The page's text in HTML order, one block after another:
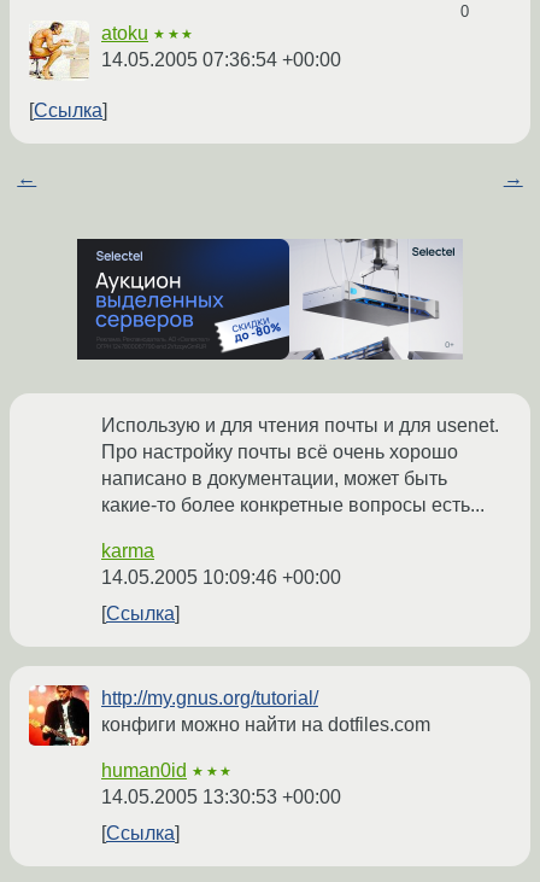
0
atoku ★★★
14.05.2005 07:36:54 +00:00
Ссылка
← →
Использую и для чтения почты и для usenet.
Про настройку почты всё очень хорошо
написано в документации, может быть
какие-то более конкретные вопросы есть...
karma
14.05.2005 10:09:46 +00:00
Ссылка
http://my.gnus.org/tutorial/
конфиги можно найти на dotfiles.com
human0id ★★★
14.05.2005 13:30:53 +00:00
Ссылка